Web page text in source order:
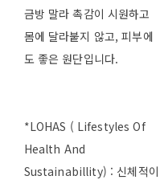
금방 말라 촉감이 시원하고
몸에 달라붙지 않고, 피부에
도 좋은 원단입니다.
*LOHAS ( Lifestyles Of
Health And
Sustainabillity) : 신체적이